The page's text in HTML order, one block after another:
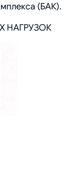
(БАК).
НАГРУЗОК